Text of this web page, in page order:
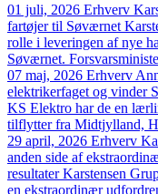
01 juli, 2026 Erhverv
fartøjer til Søværnet
rolle i leveringen af nye
Søværnet.
07 maj, 2026 Erhverv
elektrikerfaget og vinder
KS Elektro har de en
tilflytter fra Midtjylland,
29 april, 2026 Erhverv
anden side af
resultater Karstensen
en ekstraordinær